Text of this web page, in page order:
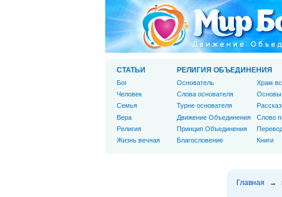
Главная →
СТАТЬИ
Бог
Человек
Cемья
Вера
Религия
Жизнь вечная
РЕЛИГИЯ ОБЪЕДИНЕНИЯ
Основатель
Слова основателя
Турне основателя
Движение Объединения
Принцип Объединения
Благословение
Храм
Основы
Слово
Книги